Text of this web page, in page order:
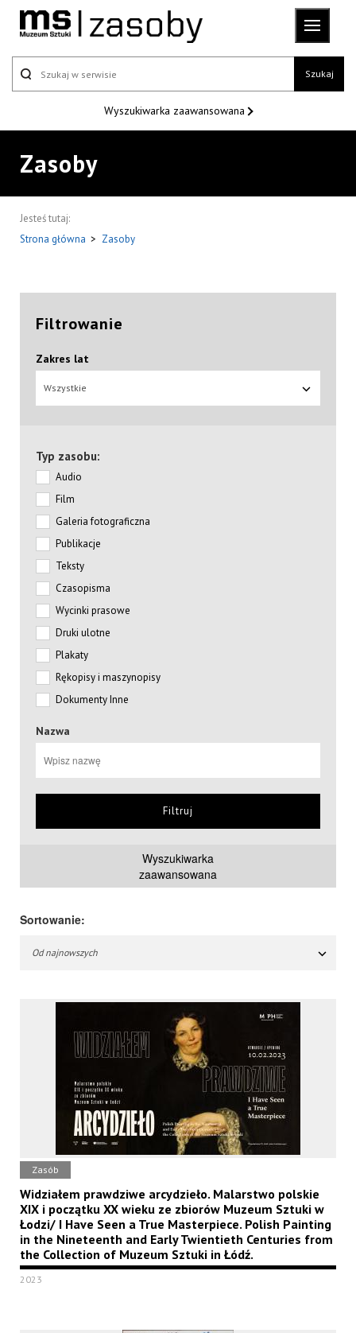
Szukaj
Wyszukiwarka zaawansowana
Zasoby
Jesteś tutaj:
Strona główna > Zasoby
Filtrowanie
Zakres lat
Wszystkie
Typ zasobu:
Audio
Film
Galeria fotograficzna
Publikacje
Teksty
Czasopisma
Wycinki prasowe
Druki ulotne
Plakaty
Rękopisy i maszynopisy
Dokumenty Inne
Nazwa
Filtruj
Wyszukiwarka
zaawansowana
Sortowanie:
Od najnowszych
Zasób
Widziałem prawdziwe arcydzieło. Malarstwo polskie
XIX i początku XX wieku ze zbiorów Muzeum Sztuki w
Łodzi/ I Have Seen a True Masterpiece. Polish Painting
in the Nineteenth and Early Twientieth Centuries from
the Collection of Muzeum Sztuki in Łódź.
2023